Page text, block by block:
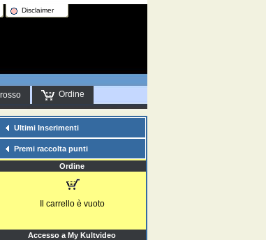
Disclaimer
Ordine
Ultimi Inserimenti
Premi raccolta punti
Ordine
Il carrello è vuoto
Accesso a My Kultvideo